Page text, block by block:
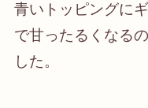
青いトッピングに
で甘ったるくなる
した。